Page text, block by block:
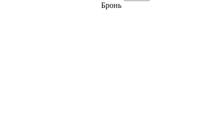
Бронь